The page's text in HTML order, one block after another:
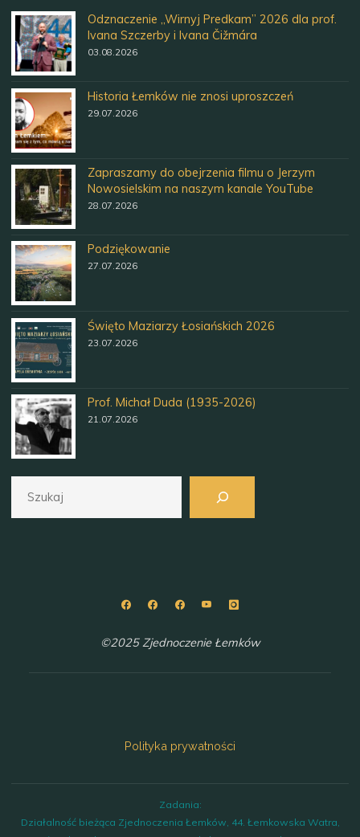
Odznaczenie „Wirnyj Predkam” 2026 dla prof.
Ivana Szczerby i Ivana Čižmára
03.08.2026
Historia Łemków nie znosi uproszczeń
29.07.2026
Zapraszamy do obejrzenia filmu o Jerzym
Nowosielskim na naszym kanale YouTube
28.07.2026
Podziękowanie
27.07.2026
Święto Maziarzy Łosiańskich 2026
23.07.2026
Prof. Michał Duda (1935-2026)
21.07.2026
©2025 Zjednoczenie Łemków
Polityka prywatności
Zadania:
Działalność bieżąca Zjednoczenia Łemków, 44. Łemkowska Watra,